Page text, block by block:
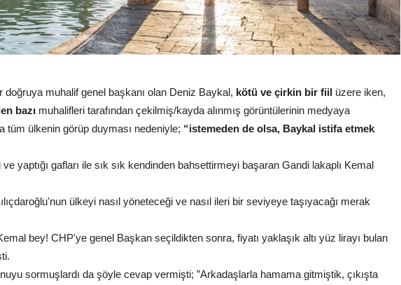
muhalif genel başkanı olan Deniz Baykal, kötü ve çirkin bir fiil üzere iken,
bazı muhalifleri tarafından çekilmiş/kayda alınmış görüntülerinin medyaya
tüm ülkenin görüp duyması nedeniyle; “istemeden de olsa, Baykal istifa etmek
yaptığı gafları ile sık sık kendinden bahsettirmeyi başaran Gandi lakaplı Kemal
ülkeyi nasıl yöneteceği ve nasıl ileri bir seviyeye taşıyacağı merak
bey! CHP'ye genel Başkan seçildikten sonra, fiyatı yaklaşık altı yüz lirayı bulan
sormuşlardı da şöyle cevap vermişti; ”Arkadaşlarla hamama gitmiştik, çıkışta